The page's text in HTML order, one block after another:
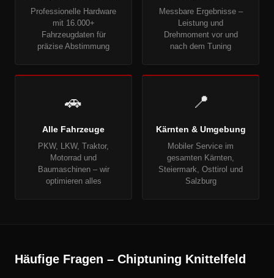
Professionelle Hardware
mit 16.000+
Fahrzeugdaten für
präzise Abstimmung
Messbare Ergebnisse –
Leistung und
Drehmoment vor und
nach dem Tuning
🚗
Alle Fahrzeuge
PKW, LKW, Traktor,
Motorrad und
Baumaschinen – wir
optimieren alles
📍
Kärnten & Umgebung
Mobiler Service im
gesamten Kärnten,
Steiermark, Osttirol und
Salzburg
Häufige Fragen – Chiptuning Knittelfeld